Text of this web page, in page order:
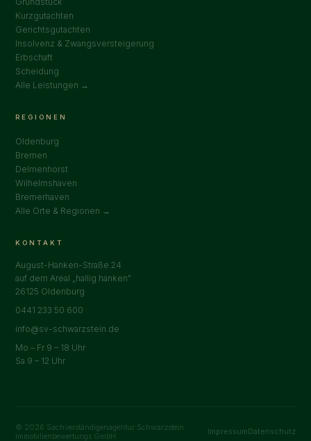
Kurzgutachten
Gerichtsgutachten
Insolvenz & Zwangsversteigerung
Erbschaft
Scheidung
Alle Leistungen →
REGIONEN
Oldenburg
Bremen
Delmenhorst
Wilhelmshaven
Bremerhaven
Alle Orte & Regionen →
KONTAKT
August-Hanken-Straße 24
auf dem Areal „hallig hanken"
26125 Oldenburg
0441 233 50 600
info@sv-schwarzstein.de
Mo – Fr 9 – 18 Uhr
Sa 9 – 12 Uhr
© 2026 Sachverständigenagentur Schwarzstein
Immobilienbewertungs GmbH
Impressum Datenschutz